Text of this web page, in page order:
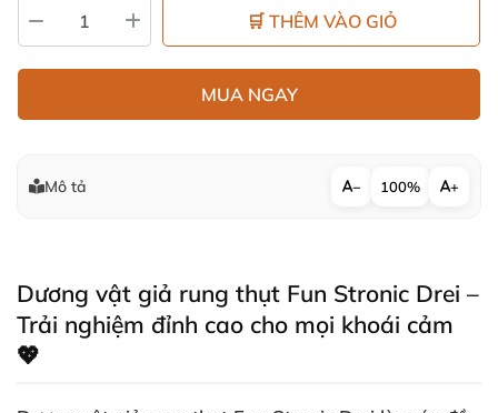
🛒 THÊM VÀO GIỎ
MUA NGAY
Mô tả − 100% +
Dương vật giả rung thụt Fun Stronic Drei –
Trải nghiệm đỉnh cao cho mọi khoái cảm
💖